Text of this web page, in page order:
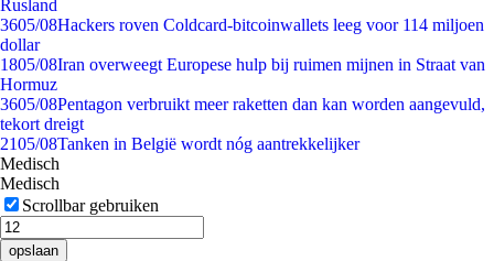
Rusland
3605/08Hackers roven Coldcard-bitcoinwallets leeg voor 114 miljoen
dollar
1805/08Iran overweegt Europese hulp bij ruimen mijnen in Straat van
Hormuz
3605/08Pentagon verbruikt meer raketten dan kan worden aangevuld,
tekort dreigt
2105/08Tanken in België wordt nóg aantrekkelijker
Medisch
Medisch
Scrollbar gebruiken
opslaan